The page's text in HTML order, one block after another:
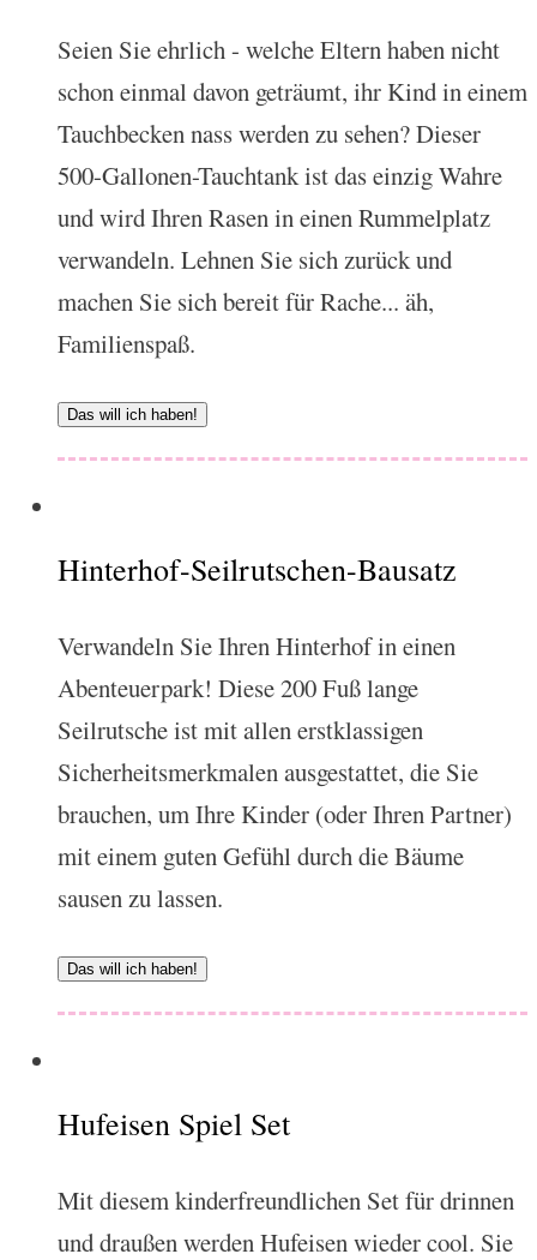
Seien Sie ehrlich - welche Eltern haben nicht
schon einmal davon geträumt, ihr Kind in einem
Tauchbecken nass werden zu sehen? Dieser
500-Gallonen-Tauchtank ist das einzig Wahre
und wird Ihren Rasen in einen Rummelplatz
verwandeln. Lehnen Sie sich zurück und
machen Sie sich bereit für Rache... äh,
Familienspaß.
Das will ich haben!
Hinterhof-Seilrutschen-Bausatz
Verwandeln Sie Ihren Hinterhof in einen
Abenteuerpark! Diese 200 Fuß lange
Seilrutsche ist mit allen erstklassigen
Sicherheitsmerkmalen ausgestattet, die Sie
brauchen, um Ihre Kinder (oder Ihren Partner)
mit einem guten Gefühl durch die Bäume
sausen zu lassen.
Das will ich haben!
Hufeisen Spiel Set
Mit diesem kinderfreundlichen Set für drinnen
und draußen werden Hufeisen wieder cool. Sie